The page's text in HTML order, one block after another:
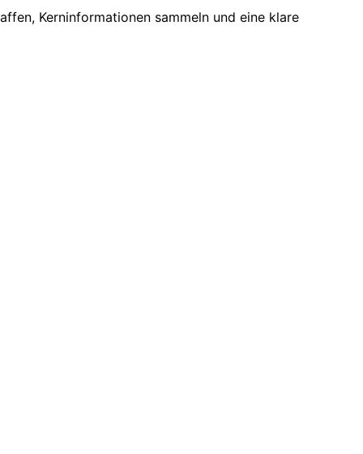
Kerninformationen sammeln und eine klare